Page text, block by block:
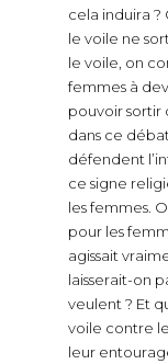
cela induira ?
le voile ne
le voile, on
femmes à
pouvoir sortir
dans ce
défendent
ce signe
les femmes.
pour les
agissait
laisserait-on
veulent ? Et
voile contre
leur